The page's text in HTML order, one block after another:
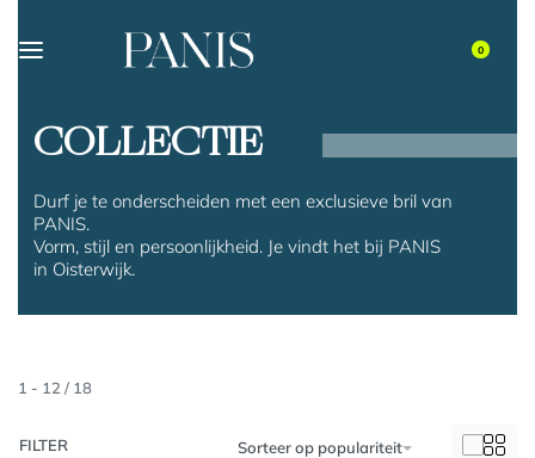
0
COLLECTIE
Durf je te onderscheiden met een exclusieve bril van
PANIS.
Vorm, stijl en persoonlijkheid. Je vindt het bij PANIS
in Oisterwijk.
1 - 12 / 18
Sorteer op populariteit
FILTER